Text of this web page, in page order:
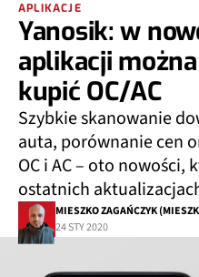
APLIKACJE
Yanosik: w
aplikacji
kupić OC/AC
Szybkie skanowanie
auta, porównanie cen
OC i AC – oto nowości,
ostatnich
MIESZKO ZAGAŃCZYK
24 STY 2020